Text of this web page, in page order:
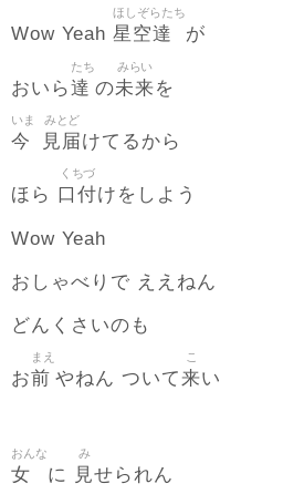
Wow Yeah 星空達
ほしぞらたち
が
おいら達
たち
の未来
みらい
を
今
いま
見届
みとど
けてるから
ほら 口付
くちづ
けをしよう
Wow Yeah
おしゃべりで ええねん
どんくさいのも
お前
まえ
やねん ついて来
こ
い
女
おんな
に 見
み
せられん